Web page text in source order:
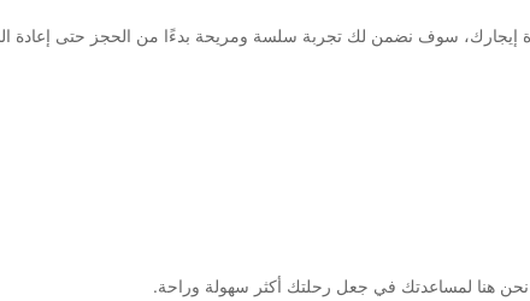
إيجارك، سوف نضمن لك تجربة سلسة ومريحة بدءًا من الحجز حتى إعادة